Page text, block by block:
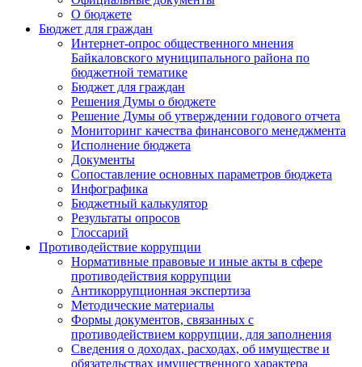
О бюджете
Бюджет для граждан
Интернет-опрос общественного мнения
Байкаловского муниципального района по
бюджетной тематике
Бюджет для граждан
Решения Думы о бюджете
Решение Думы об утверждении годового отчета
Мониторинг качества финансового менеджмента
Исполнение бюджета
Документы
Сопоставление основных параметров бюджета
Инфографика
Бюджетный калькулятор
Результаты опросов
Глоссарий
Противодействие коррупции
Нормативные правовые и иные акты в сфере
противодействия коррупции
Антикоррупционная экспертиза
Методические материалы
Формы документов, связанных с
противодействием коррупции, для заполнения
Сведения о доходах, расходах, об имуществе и
обязательствах имущественного характера